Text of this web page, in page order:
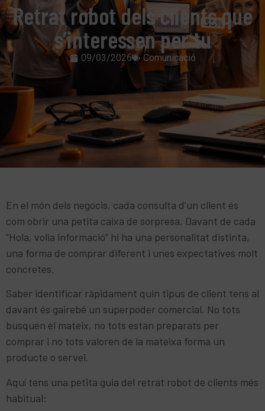
Retrat robot dels clients que
s’interessen per tu
09/03/2026 Comunicació
En el món dels negocis, cada consulta d’un client és
com obrir una petita caixa de sorpresa. Davant de cada
“Hola, volia informació” hi ha una personalitat distinta,
una forma de comprar diferent i unes expectatives molt
concretes.
Saber identificar ràpidament quin tipus de client tens al
davant és gairebé un superpoder comercial. No tots
busquen el mateix, no tots estan preparats per
comprar i no tots valoren de la mateixa forma un
producte o servei.
Aquí tens una petita guia del retrat robot de clients més
habitual: